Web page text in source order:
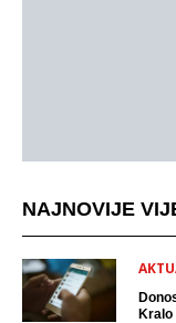
NAJNOVIJE